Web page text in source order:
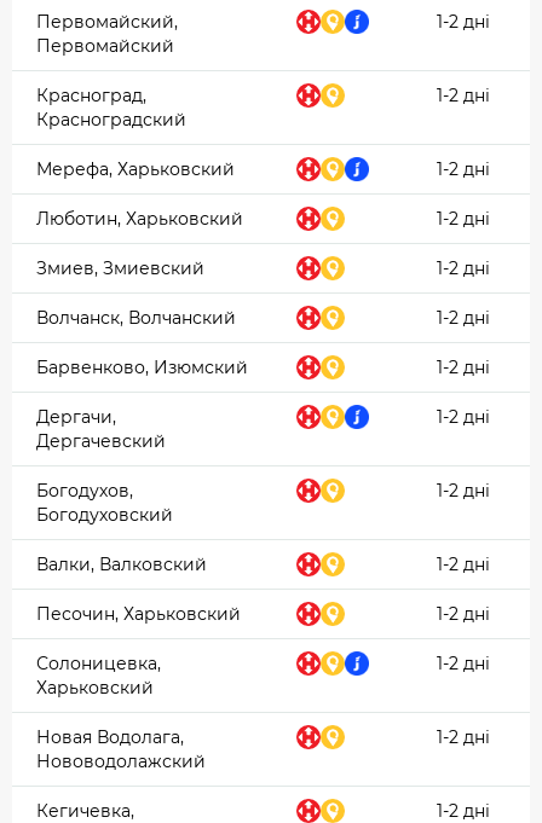
Первомайский,
Первомайский
1-2 дні
Красноград,
Красноградский
1-2 дні
Мерефа, Харьковский 1-2 дні
Люботин, Харьковский 1-2 дні
Змиев, Змиевский 1-2 дні
Волчанск, Волчанский 1-2 дні
Барвенково, Изюмский 1-2 дні
Дергачи,
Дергачевский
1-2 дні
Богодухов,
Богодуховский
1-2 дні
Валки, Валковский 1-2 дні
Песочин, Харьковский 1-2 дні
Солоницевка,
Харьковский
1-2 дні
Новая Водолага,
Нововодолажский
1-2 дні
Кегичевка,
1-2 дні